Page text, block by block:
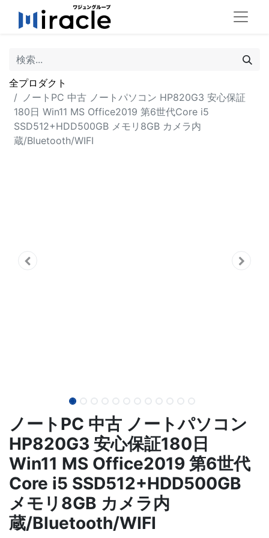
全プロダクト
ノートPC 中古 ノートパソコン HP820G3 安心保証
180日 Win11 MS Office2019 第6世代Core i5
SSD512+HDD500GB メモリ8GB カメラ内
蔵/Bluetooth/WIFI
ノートPC 中古 ノートパソコン
HP820G3 安心保証180日
Win11 MS Office2019 第6世代
Core i5 SSD512+HDD500GB
メモリ8GB カメラ内
蔵/Bluetooth/WIFI